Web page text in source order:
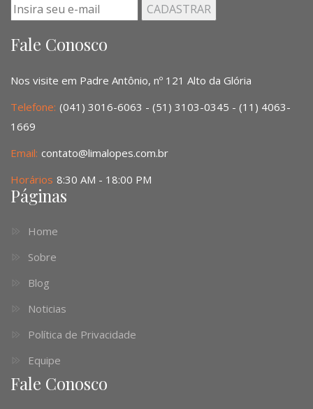
Fale Conosco
Nos visite em Padre Antônio, nº 121 Alto da Glória
Telefone: (041) 3016-6063 - (51) 3103-0345 - (11) 4063-
1669
Email: contato@limalopes.com.br
Horários 8:30 AM - 18:00 PM
Páginas
Home
Sobre
Blog
Noticias
Política de Privacidade
Equipe
Fale Conosco